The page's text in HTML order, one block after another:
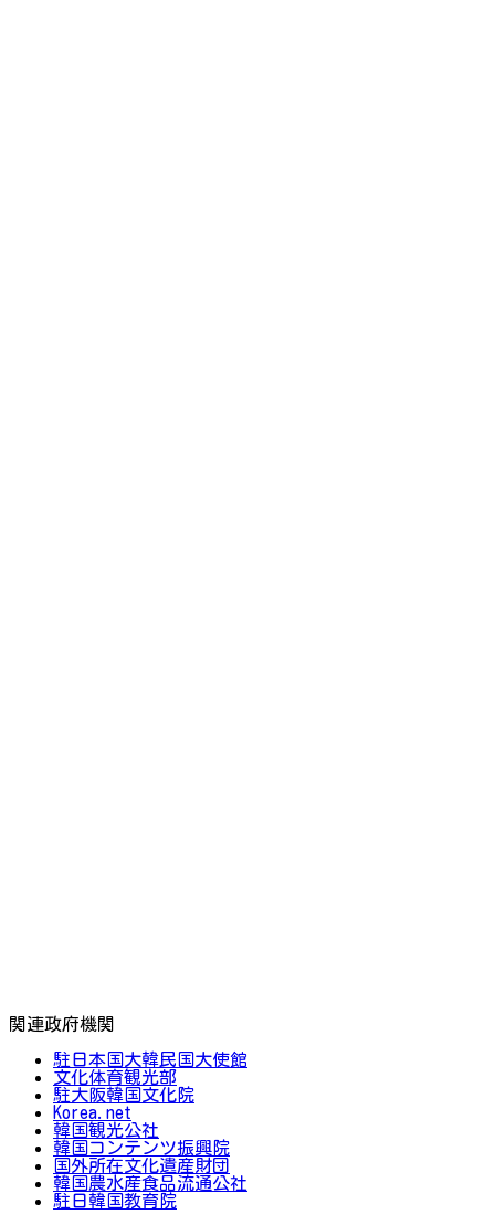
関連政府機関
駐日本国大韓民国大使館
文化体育観光部
駐大阪韓国文化院
Korea.net
韓国観光公社
韓国コンテンツ振興院
国外所在文化遺産財団
韓国農水産食品流通公社
駐日韓国教育院